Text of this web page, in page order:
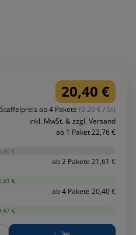
20,40 €
Staffelpreis ab 4 Pakete (0.20 € / St)
inkl. MwSt. & zzgl. Versand
ab 1 Paket 22,76 €
€
ab 2 Pakete 21,61 €
€
ab 4 Pakete 20,40 €
€